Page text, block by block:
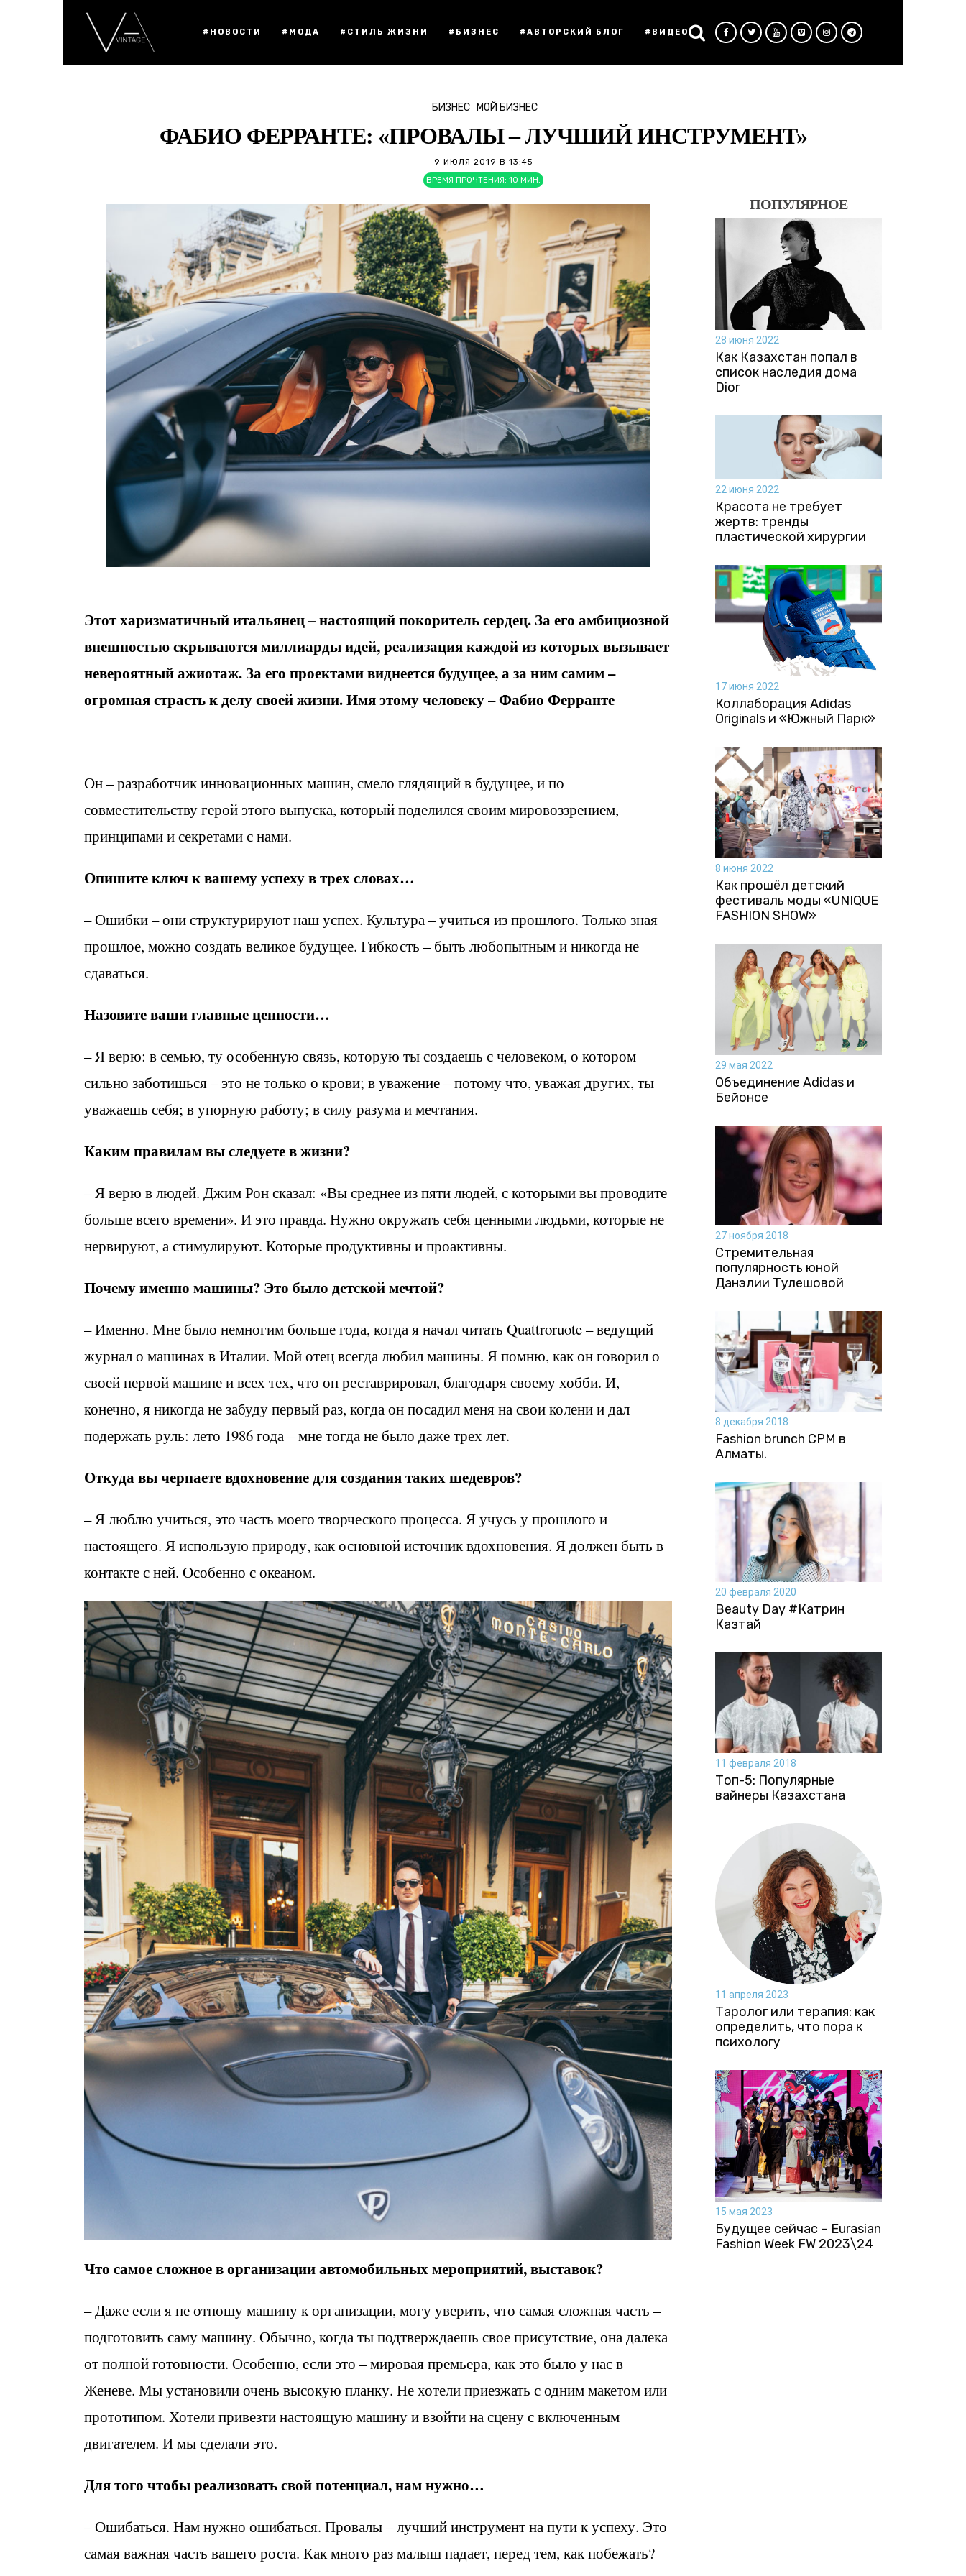
#НОВОСТИ #МОДА #СТИЛЬ ЖИЗНИ #БИЗНЕС #АВТОРСКИЙ БЛОГ #ВИДЕО
БИЗНЕС МОЙ БИЗНЕС
ФАБИО ФЕРРАНТЕ: «ПРОВАЛЫ – ЛУЧШИЙ ИНСТРУМЕНТ»
9 ИЮЛЯ 2019 В 13:45
ВРЕМЯ ПРОЧТЕНИЯ: 10 МИН.
Этот харизматичный итальянец – настоящий покоритель сердец. За его амбициозной
внешностью скрываются миллиарды идей, реализация каждой из которых вызывает
невероятный ажиотаж. За его проектами виднеется будущее, а за ним самим –
огромная страсть к делу своей жизни. Имя этому человеку – Фабио Ферранте
Он – разработчик инновационных машин, смело глядящий в будущее, и по
совместительству герой этого выпуска, который поделился своим мировоззрением,
принципами и секретами с нами.
Опишите ключ к вашему успеху в трех словах…
– Ошибки – они структурируют наш успех. Культура – учиться из прошлого. Только зная
прошлое, можно создать великое будущее. Гибкость – быть любопытным и никогда не
сдаваться.
Назовите ваши главные ценности…
– Я верю: в семью, ту особенную связь, которую ты создаешь с человеком, о котором
сильно заботишься – это не только о крови; в уважение – потому что, уважая других, ты
уважаешь себя; в упорную работу; в силу разума и мечтания.
Каким правилам вы следуете в жизни?
– Я верю в людей. Джим Рон сказал: «Вы среднее из пяти людей, с которыми вы проводите
больше всего времени». И это правда. Нужно окружать себя ценными людьми, которые не
нервируют, а стимулируют. Которые продуктивны и проактивны.
Почему именно машины? Это было детской мечтой?
– Именно. Мне было немногим больше года, когда я начал читать Quattroruote – ведущий
журнал о машинах в Италии. Мой отец всегда любил машины. Я помню, как он говорил о
своей первой машине и всех тех, что он реставрировал, благодаря своему хобби. И,
конечно, я никогда не забуду первый раз, когда он посадил меня на свои колени и дал
подержать руль: лето 1986 года – мне тогда не было даже трех лет.
Откуда вы черпаете вдохновение для создания таких шедевров?
– Я люблю учиться, это часть моего творческого процесса. Я учусь у прошлого и
настоящего. Я использую природу, как основной источник вдохновения. Я должен быть в
контакте с ней. Особенно с океаном.
Что самое сложное в организации автомобильных мероприятий, выставок?
– Даже если я не отношу машину к организации, могу уверить, что самая сложная часть –
подготовить саму машину. Обычно, когда ты подтверждаешь свое присутствие, она далека
от полной готовности. Особенно, если это – мировая премьера, как это было у нас в
Женеве. Мы установили очень высокую планку. Не хотели приезжать с одним макетом или
прототипом. Хотели привезти настоящую машину и взойти на сцену с включенным
двигателем. И мы сделали это.
Для того чтобы реализовать свой потенциал, нам нужно…
– Ошибаться. Нам нужно ошибаться. Провалы – лучший инструмент на пути к успеху. Это
самая важная часть вашего роста. Как много раз малыш падает, перед тем, как побежать?
ПОПУЛЯРНОЕ
28 июня 2022
Как Казахстан попал в
список наследия дома
Dior
22 июня 2022
Красота не требует
жертв: тренды
пластической хирургии
17 июня 2022
Коллаборация Аdidas
Originals и «Южный Парк»
8 июня 2022
Как прошёл детский
фестиваль моды «UNIQUE
FASHION SHOW»
29 мая 2022
Объединение Adidas и
Бейонсе
27 ноября 2018
Стремительная
популярность юной
Данэлии Тулешовой
8 декабря 2018
Fashion brunch CPM в
Алматы.
20 февраля 2020
Beauty Day #Катрин
Казтай
11 февраля 2018
Топ-5: Популярные
вайнеры Казахстана
11 апреля 2023
Таролог или терапия: как
определить, что пора к
психологу
15 мая 2023
Будущее сейчас – Eurasian
Fashion Week FW 2023\24